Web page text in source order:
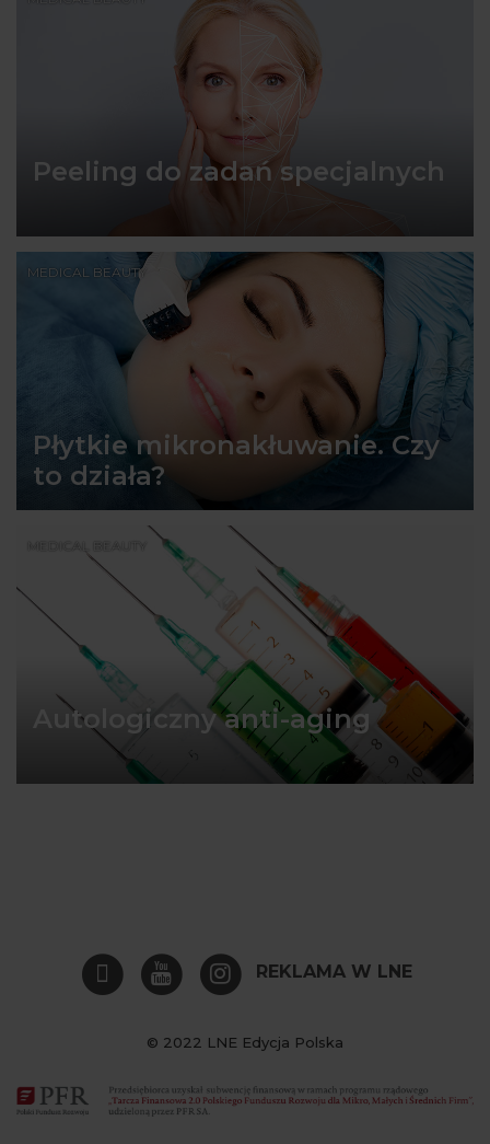
Peeling do zadań specjalnych
MEDICAL BEAUTY
Płytkie mikronakłuwanie. Czy
to działa?
Autologiczny anti-aging
REKLAMA W LNE
© 2022 LNE Edycja Polska